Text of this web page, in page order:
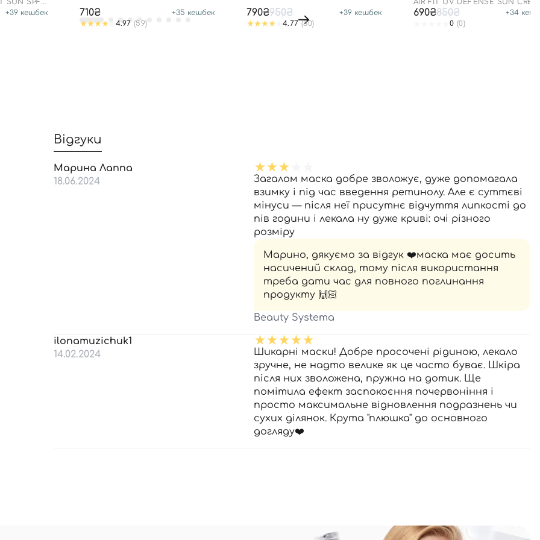
SUN SPF
+39 кешбек
710₴ +35 кешбек
4.97 (59)
790₴950₴ +39 кешбек
4.77 (30)
AIR FIT UV DEFENSE SUN
SPF50
690₴850₴ +34
0 (0)
Відгуки
Марина Лаппа
18.06.2024
Загалом маска добре зволожує, дуже допомагала
взимку і під час введення ретинолу. Але є суттєві
мінуси — після неї присутнє відчуття липкості до
пів години і лекала ну дуже криві: очі різного
розміру
Марино, дякуємо за відгук ❤️маска має досить
насичений склад, тому після використання
треба дати час для повного поглинання
продукту 🙌🏻
Beauty Systema
ilonamuzichuk1
14.02.2024
Шикарні маски! Добре просочені рідиною, лекало
зручне, не надто велике як це часто буває. Шкіра
після них зволожена, пружна на дотик. Ще
помітила ефект заспокоєння почервоніння і
просто максимальне відновлення подразнень чи
сухих ділянок. Крута "плюшка" до основного
догляду❤️